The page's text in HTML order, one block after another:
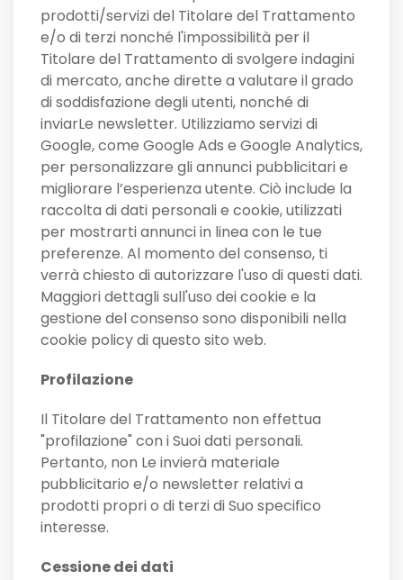
prodotti/servizi del Titolare del Trattamento
e/o di terzi nonché l'impossibilità per il
Titolare del Trattamento di svolgere indagini
di mercato, anche dirette a valutare il grado
di soddisfazione degli utenti, nonché di
inviarLe newsletter. Utilizziamo servizi di
Google, come Google Ads e Google Analytics,
per personalizzare gli annunci pubblicitari e
migliorare l’esperienza utente. Ciò include la
raccolta di dati personali e cookie, utilizzati
per mostrarti annunci in linea con le tue
preferenze. Al momento del consenso, ti
verrà chiesto di autorizzare l'uso di questi dati.
Maggiori dettagli sull'uso dei cookie e la
gestione del consenso sono disponibili nella
cookie policy di questo sito web.
Profilazione
Il Titolare del Trattamento non effettua
"profilazione" con i Suoi dati personali.
Pertanto, non Le invierà materiale
pubblicitario e/o newsletter relativi a
prodotti propri o di terzi di Suo specifico
interesse.
Cessione dei dati